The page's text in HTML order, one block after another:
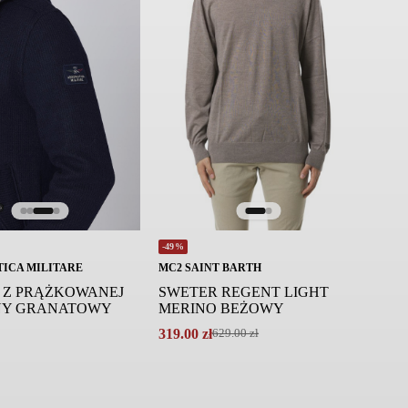
MILITARE
Z PRĄŻKOWANEJ
GRANATOWY
-49%
MC2 SAINT BARTH
SWETER REGENT LIGHT
MERINO BEŻOWY
629.00zł
Pierwotna
319.00zł
Aktualna